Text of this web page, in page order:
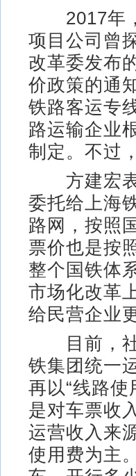
2017年，
项目公司曾
改革委发布
价政策的通
铁路客运专
路运输企业
制定。不过
方建宏表
委托给上海
路网，按照
票价也是按
整个国铁体
市场化改革
给民营企业
目前，社
铁集团统一
再以“线路
是对车票收
运营收入来
使用费为主